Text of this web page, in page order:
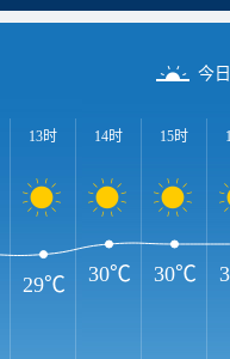
今
13时 14时 15时
29℃ 30℃ 30℃